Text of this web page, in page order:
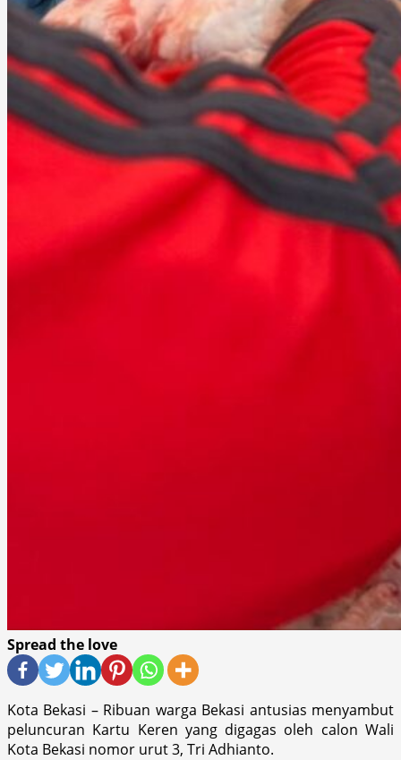
Spread the love
Kota Bekasi – Ribuan warga Bekasi antusias menyambut
peluncuran Kartu Keren yang digagas oleh calon Wali
Kota Bekasi nomor urut 3, Tri Adhianto.